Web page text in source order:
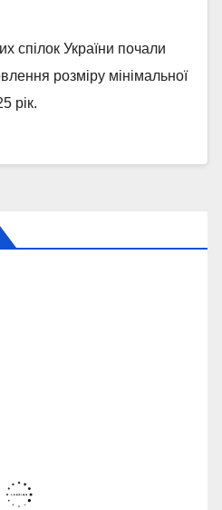
спілок України почали
розміру мінімальної
рік.